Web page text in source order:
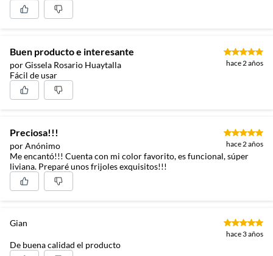
Buen producto e interesante
por Gissela Rosario Huaytalla hace 2 años
Fácil de usar
Preciosa!!!
por Anónimo hace 2 años
Me encantó!!! Cuenta con mi color favorito, es funcional, súper
liviana. Preparé unos frijoles exquisitos!!!
Gian
hace 3 años
De buena calidad el producto